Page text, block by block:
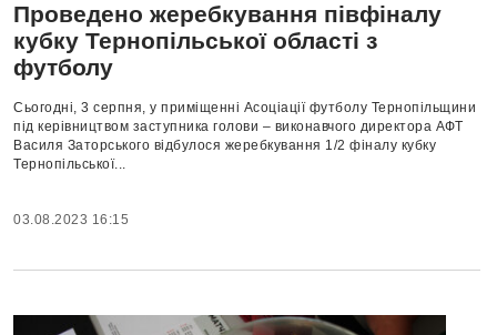
Проведено жеребкування півфіналу
кубку Тернопільської області з
футболу
Сьогодні, 3 серпня, у приміщенні Асоціації футболу Тернопільщини
під керівництвом заступника голови – виконавчого директора АФТ
Василя Заторського відбулося жеребкування 1/2 фіналу кубку
Тернопільської...
03.08.2023 16:15